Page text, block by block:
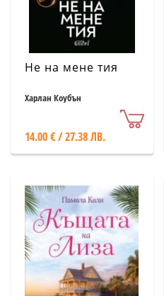
Не на мене тия
Харлан Коубън
14.00 € / 27.38 ЛВ.